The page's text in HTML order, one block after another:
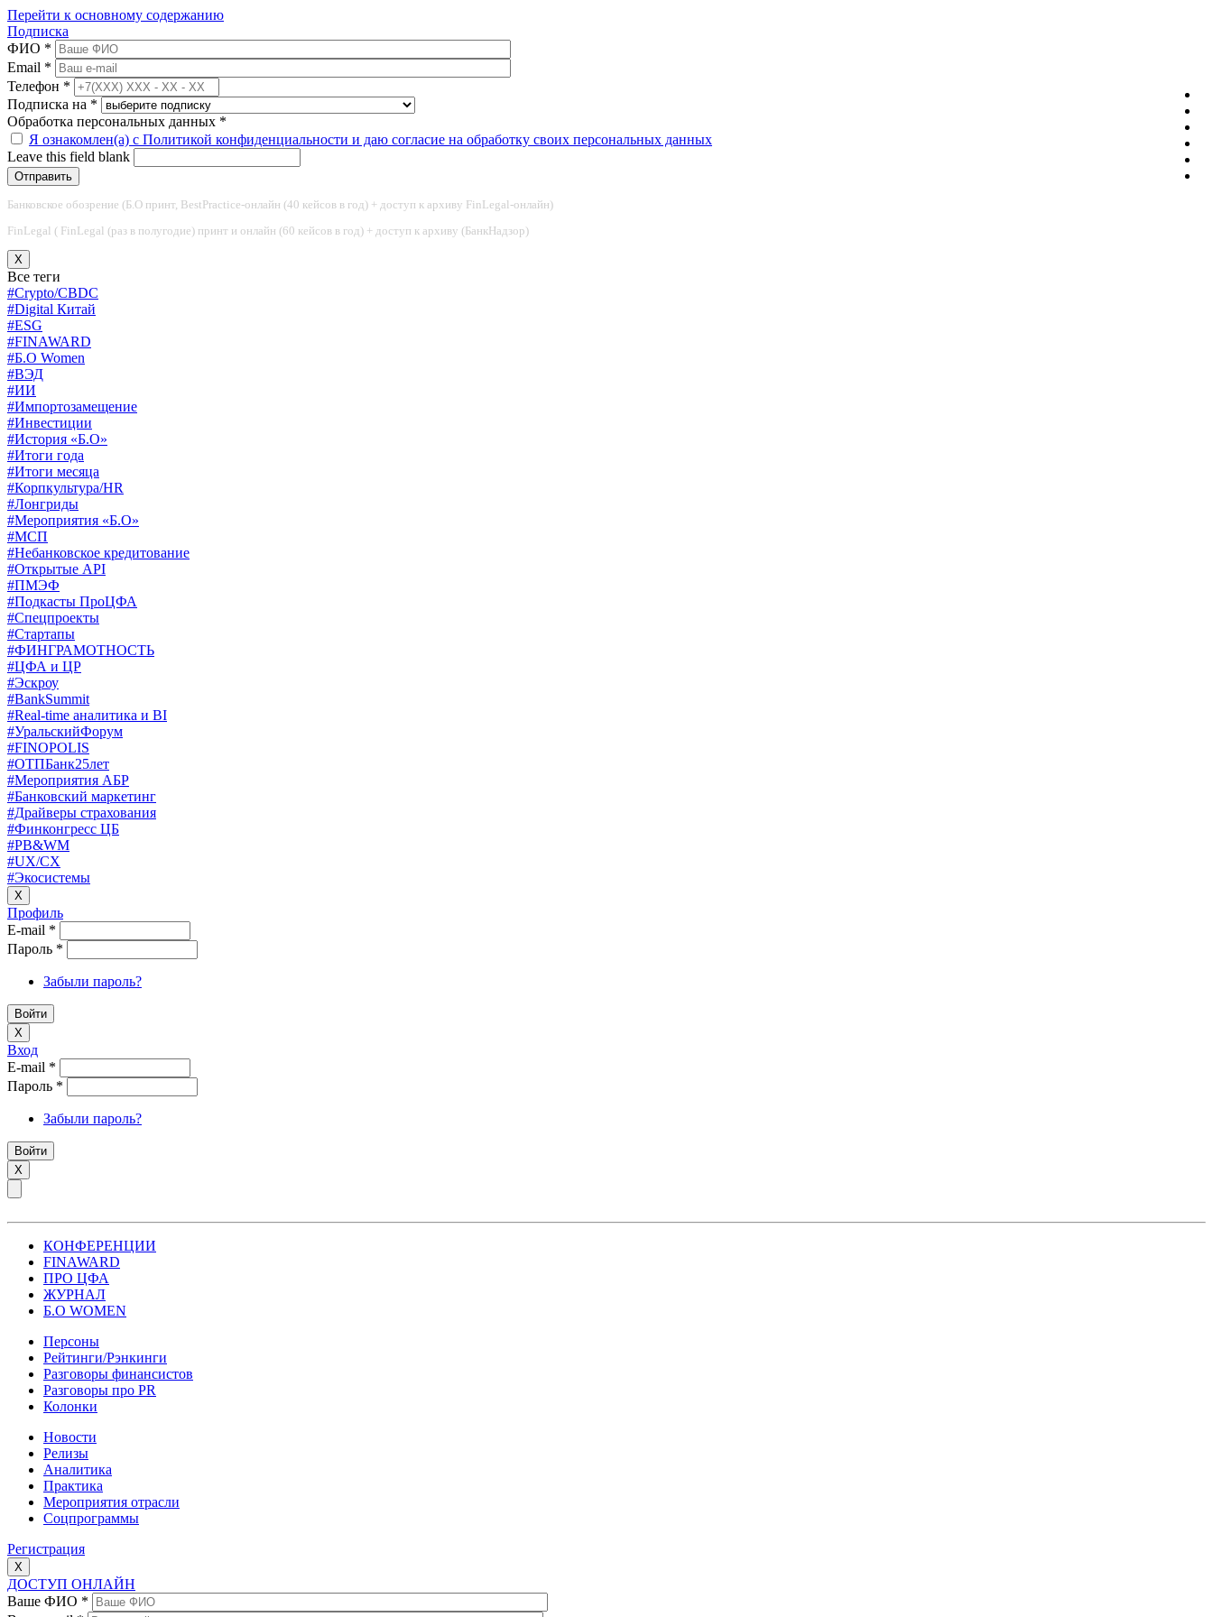
Перейти к основному содержанию
Подписка
ФИО *
Email *
Телефон *
Подписка на *
Обработка персональных данных *
Я ознакомлен(а) с Политикой конфиденциальности и даю согласие на обработку своих персональных данных
Leave this field blank
Банковское обозрение (Б.О принт, BestPractice-онлайн (40 кейсов в год) + доступ к архиву FinLegal-онлайн)
FinLegal ( FinLegal (раз в полугодие) принт и онлайн (60 кейсов в год) + доступ к архиву (БанкНадзор)
X
Все теги
#Crypto/CBDC
#Digital Китай
#ESG
#FINAWARD
#Б.О Women
#ВЭД
#ИИ
#Импортозамещение
#Инвестиции
#История «Б.О»
#Итоги года
#Итоги месяца
#Корпкультура/HR
#Лонгриды
#Мероприятия «Б.О»
#МСП
#Небанковское кредитование
#Открытые API
#ПМЭФ
#Подкасты ПроЦФА
#Спецпроекты
#Стартапы
#ФИНГРАМОТНОСТЬ
#ЦФА и ЦР
#Эскроу
#BankSummit
#Real-time аналитика и BI
#УральскийФорум
#FINOPOLIS
#ОТПБанк25лет
#Мероприятия АБР
#Банковский маркетинг
#Драйверы страхования
#Финконгресс ЦБ
#PB&WM
#UX/CX
#Экосистемы
X
Профиль
E-mail *
Пароль *
Забыли пароль?
X
Вход
E-mail *
Пароль *
Забыли пароль?
X
КОНФЕРЕНЦИИ
FINAWARD
ПРО ЦФА
ЖУРНАЛ
Б.О WOMEN
Персоны
Рейтинги/Рэнкинги
Разговоры финансистов
Разговоры про PR
Колонки
Новости
Релизы
Аналитика
Практика
Мероприятия отрасли
Соцпрограммы
Регистрация
X
ДОСТУП ОНЛАЙН
Ваше ФИО *